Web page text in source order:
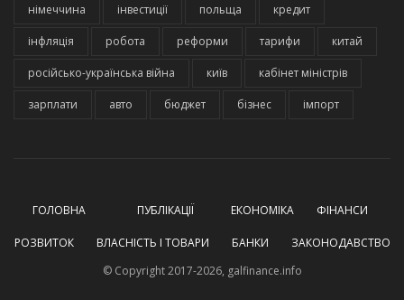
німеччина інвестиції польща кредит
інфляція робота реформи тарифи китай
російсько-українська війна київ кабінет міністрів
зарплати авто бюджет бізнес імпорт
ГОЛОВНА ПУБЛІКАЦІЇ ЕКОНОМІКА ФІНАНСИ
РОЗВИТОК ВЛАСНІСТЬ І ТОВАРИ БАНКИ
ЗАКОНОДАВСТВО
© Copyright 2017-2026, galfinance.info